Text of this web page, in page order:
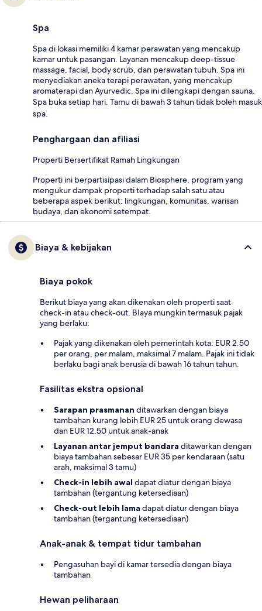
Spa
Spa di lokasi memiliki 4 kamar perawatan yang mencakup
kamar untuk pasangan. Layanan mencakup deep-tissue
massage, facial, body scrub, dan perawatan tubuh. Spa ini
menyediakan aneka terapi perawatan, yang mencakup
aromaterapi dan Ayurvedic. Spa ini dilengkapi dengan sauna.
Spa buka setiap hari. Tamu di bawah 3 tahun tidak boleh masuk
spa.
Penghargaan dan afiliasi
Properti Bersertifikat Ramah Lingkungan
Properti ini berpartisipasi dalam Biosphere, program yang
mengukur dampak properti terhadap salah satu atau
beberapa aspek berikut: lingkungan, komunitas, warisan
budaya, dan ekonomi setempat.
Biaya & kebijakan
Biaya pokok
Berikut biaya yang akan dikenakan oleh properti saat
check-in atau check-out. BIaya mungkin termasuk pajak
yang berlaku:
Pajak yang dikenakan oleh pemerintah kota: EUR 2.50
per orang, per malam, maksimal 7 malam. Pajak ini tidak
berlaku bagi anak berusia di bawah 16 tahun tahun.
Fasilitas ekstra opsional
Sarapan prasmanan ditawarkan dengan biaya
tambahan kurang lebih EUR 25 untuk orang dewasa
dan EUR 12.50 untuk anak-anak
Layanan antar jemput bandara ditawarkan dengan
biaya tambahan sebesar EUR 35 per kendaraan (satu
arah, maksimal 3 tamu)
Check-in lebih awal dapat diatur dengan biaya
tambahan (tergantung ketersediaan)
Check-out lebih lama dapat diatur dengan biaya
tambahan (tergantung ketersediaan)
Anak-anak & tempat tidur tambahan
Pengasuhan bayi di kamar tersedia dengan biaya
tambahan
Hewan peliharaan